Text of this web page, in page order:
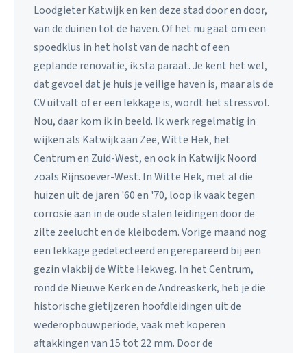
Loodgieter Katwijk en ken deze stad door en door,
van de duinen tot de haven. Of het nu gaat om een
spoedklus in het holst van de nacht of een
geplande renovatie, ik sta paraat. Je kent het wel,
dat gevoel dat je huis je veilige haven is, maar als de
CV uitvalt of er een lekkage is, wordt het stressvol.
Nou, daar kom ik in beeld. Ik werk regelmatig in
wijken als Katwijk aan Zee, Witte Hek, het
Centrum en Zuid-West, en ook in Katwijk Noord
zoals Rijnsoever-West. In Witte Hek, met al die
huizen uit de jaren '60 en '70, loop ik vaak tegen
corrosie aan in de oude stalen leidingen door de
zilte zeelucht en de kleibodem. Vorige maand nog
een lekkage gedetecteerd en gerepareerd bij een
gezin vlakbij de Witte Hekweg. In het Centrum,
rond de Nieuwe Kerk en de Andreaskerk, heb je die
historische gietijzeren hoofdleidingen uit de
wederopbouwperiode, vaak met koperen
aftakkingen van 15 tot 22 mm. Door de